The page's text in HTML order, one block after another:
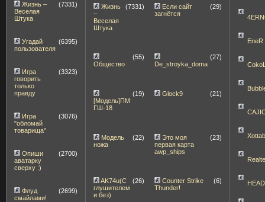
Жизнь –
Веселая
Штука
(7331)
Угадай
пользователя
(6395)
Игра
говорить
только
правду
(3323)
Игра
"обломай
товарища"
(3076)
Опиши
аватарку
сверху :)
(2700)
Флуд
смайлами!
(2699)
Жизнь
–
Веселая
Штука
(7331)
Если сайт
загнётся
(29)
Общество
(55)
De_stroyka_doma
(27)
[Модель]ПМ
ГШ-18
(19) Glock9 (21)
Модель
ножа
(22)
Это моя
первая карта
awp_ships
(23)
AK74u(С
глушителем
и без)
(26)
Counter Strike
Thunder!
(6)
EneR